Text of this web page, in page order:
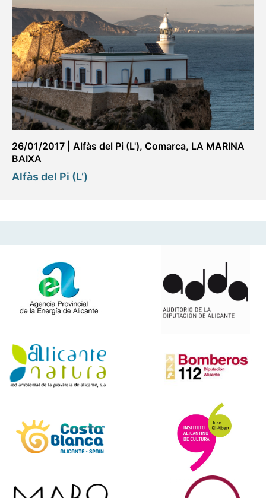
26/01/2017 Alfàs del Pi (L'), Comarca, LA MARINA
BAIXA
Alfàs del Pi (L’)